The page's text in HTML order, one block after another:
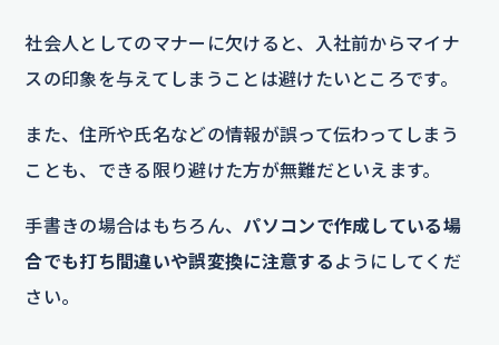
社会人としてのマナーに欠けると、入社前からマイナ
スの印象を与えてしまうことは避けたいところです。
また、住所や氏名などの情報が誤って伝わってしまう
ことも、できる限り避けた方が無難だといえます。
手書きの場合はもちろん、 パソコンで作成している場
合でも打ち間違いや誤変換に注意する ようにしてくだ
さい。